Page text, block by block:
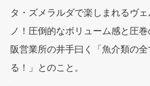
タ・ズメラルダで楽しまれるヴ
ノ！圧倒的なボリューム感と圧
阪営業所の井手曰く「魚介類の
る！」とのこと。